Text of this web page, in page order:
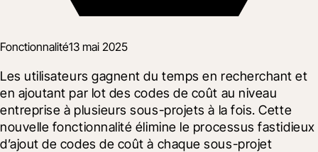
Fonctionnalité13 mai 2025
Les utilisateurs gagnent du temps en recherchant et
en ajoutant par lot des codes de coût au niveau
entreprise à plusieurs sous-projets à la fois. Cette
nouvelle fonctionnalité élimine le processus fastidieux
d’ajout de codes de coût à chaque sous-projet